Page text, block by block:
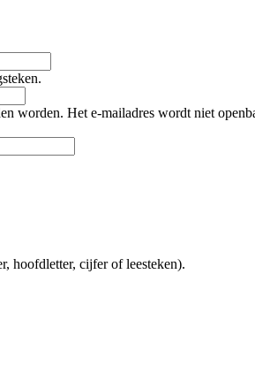
worden. Het e-mailadres wordt niet
hoofdletter, cijfer of leesteken).